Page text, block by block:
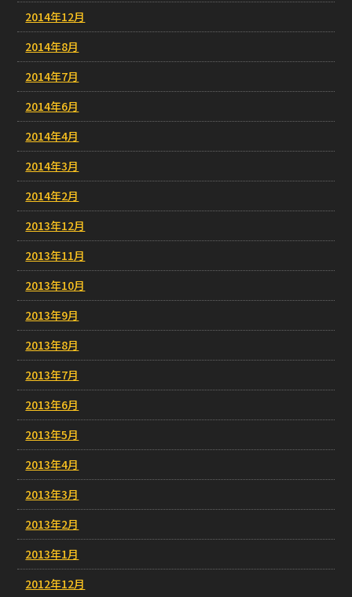
2014年12月
2014年8月
2014年7月
2014年6月
2014年4月
2014年3月
2014年2月
2013年12月
2013年11月
2013年10月
2013年9月
2013年8月
2013年7月
2013年6月
2013年5月
2013年4月
2013年3月
2013年2月
2013年1月
2012年12月